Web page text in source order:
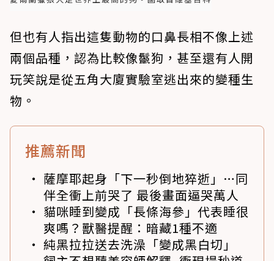
但也有人指出這隻動物的口鼻長相不像上述
兩個品種，認為比較像鬣狗，甚至還有人開
玩笑說是從五角大廈實驗室逃出來的變種生
物。
推薦新聞
薩摩耶起身「下一秒倒地猝逝」…同
伴全衝上前哭了 最後畫面逼哭萬人
貓咪睡到變成「長條海參」代表睡很
爽嗎？獸醫提醒：暗藏1種不適
純黑拉拉送去洗澡「變成黑白切」